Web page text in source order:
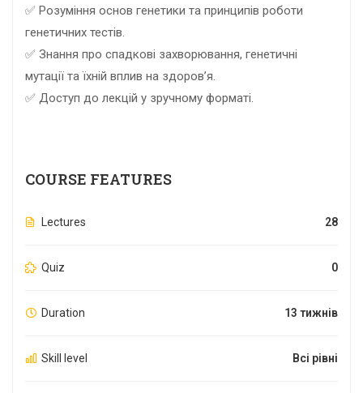
✅ Розуміння основ генетики та принципів роботи
генетичних тестів.
✅ Знання про спадкові захворювання, генетичні
мутації та їхній вплив на здоров’я.
✅ Доступ до лекцій у зручному форматі.
COURSE FEATURES
Lectures 28
Quiz 0
Duration 13 тижнів
Skill level Всі рівні